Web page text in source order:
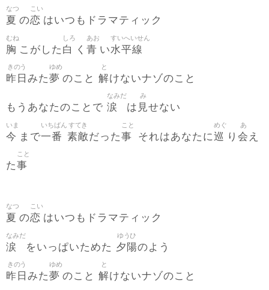
夏
なつ
の恋
こい
はいつもドラマティック
胸
むね
こがした 白
しろ
く 青
あお
い水平線
すいへいせん
昨日
きのう
みた夢
ゆめ
のこと 解
と
けないナゾのこと
もうあなたのことで 涙
なみだ
は 見
み
せない
今
いま
まで一番
いちばん
素敵
すてき
だった事
こと
それはあなたに巡
めぐ
り 会
あ
え
た事
こと
夏
なつ
の恋
こい
はいつもドラマティック
涙
なみだ
をいっぱいためた 夕陽
ゆうひ
のよう
昨日
きのう
みた夢
ゆめ
のこと 解
と
けないナゾのこと